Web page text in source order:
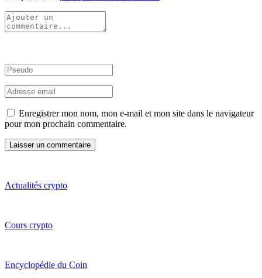
Enregistrer mon nom, mon e-mail et mon site dans le navigateur
pour mon prochain commentaire.
Actualités crypto
Cours crypto
Encyclopédie du Coin